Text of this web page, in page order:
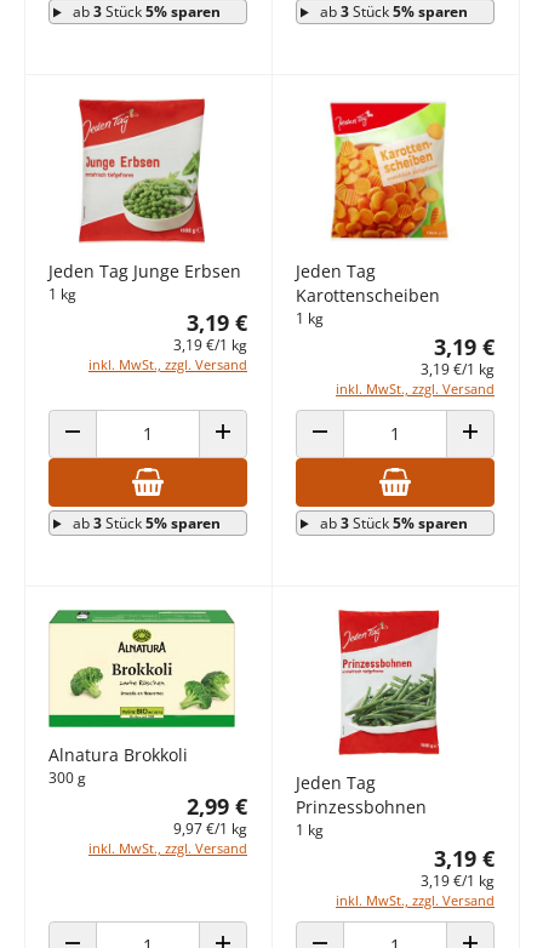
ab3Stück5% sparen ab3Stück5% sparen
Jeden Tag Junge Erbsen
1 kg
3,19 €
3,19 €/1 kg
inkl. MwSt., zzgl. Versand
ANZAHL VERRINGERN ANZAHL ERHÖHEN
ab3Stück5% sparen
Jeden Tag
Karottenscheiben
1 kg
3,19 €
3,19 €/1 kg
inkl. MwSt., zzgl. Versand
ANZAHL VERRINGERN ANZAHL
ab3Stück5% sparen
Alnatura Brokkoli
300 g
2,99 €
9,97 €/1 kg
inkl. MwSt., zzgl. Versand
Jeden Tag
Prinzessbohnen
1 kg
3,19 €
3,19 €/1 kg
inkl. MwSt., zzgl. Versand